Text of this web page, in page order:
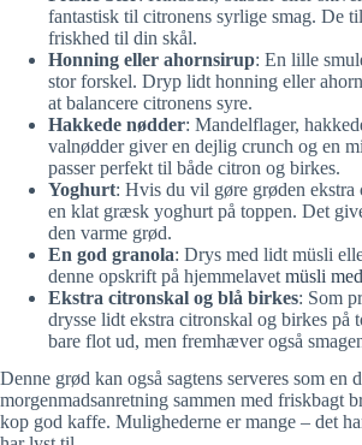
fantastisk til citronens syrlige smag. De
friskhed til din skål.
Honning eller ahornsirup: En lille
stor forskel. Dryp lidt honning eller
at balancere citronens syre.
Hakkede nødder: Mandelflager,
valnødder giver en dejlig crunch og en
passer perfekt til både citron og birkes.
Yoghurt: Hvis du vil gøre grøden
en klat græsk yoghurt på toppen. Det
den varme grød.
En god granola: Drys med lidt müsli
denne opskrift på hjemmelavet müsli
Ekstra citronskal og blå birkes: Som
drysse lidt ekstra citronskal og birkes på
bare flot ud, men fremhæver også
Denne grød kan også sagtens serveres som en
morgenmadsanretning sammen med friskbagt
kop god kaffe. Mulighederne er mange – det